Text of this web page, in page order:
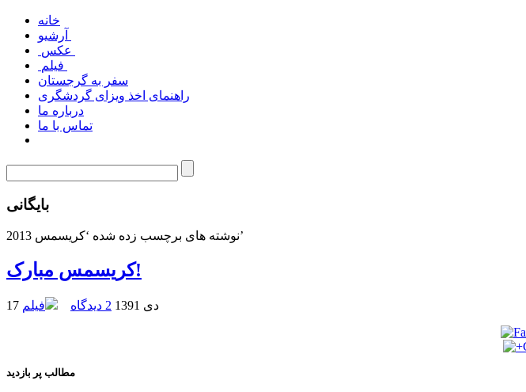
خانه
سفر به گرجستان
راهنمای اخذ ویزای گردشگری
درباره ما
تماس با ما
بایگانی
نوشته های برچسب زده شده ‘کریسمس 2013’
کریسمس مبارک!
17 دی 1391 2 دیدگاه فیلم
مطالب پر بازدید